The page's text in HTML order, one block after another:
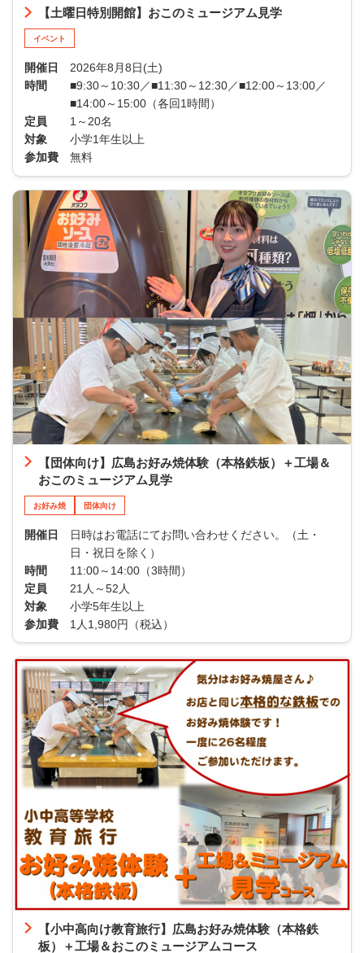
【土曜日特別開館】おこのミュージアム見学
イベント
開催日
2026年8月8日(土)
時間
■9:30～10:30／■11:30～12:30／■12:00～13:00／
■14:00～15:00（各回1時間）
定員
1～20名
対象
小学1年生以上
参加費
無料
【団体向け】広島お好み焼体験（本格鉄板）＋工場＆
おこのミュージアム見学
お好み焼 団体向け
開催日
日時はお電話にてお問い合わせください。（土・
日・祝日を除く）
時間
11:00～14:00（3時間）
定員
21人～52人
対象
小学5年生以上
参加費
1人1,980円（税込）
【小中高向け教育旅行】広島お好み焼体験（本格鉄
板）＋工場＆おこのミュージアムコース